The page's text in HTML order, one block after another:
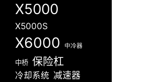
X5000
X5000S
X6000 中冷器
中桥 保险杠
冷却系统 减速器